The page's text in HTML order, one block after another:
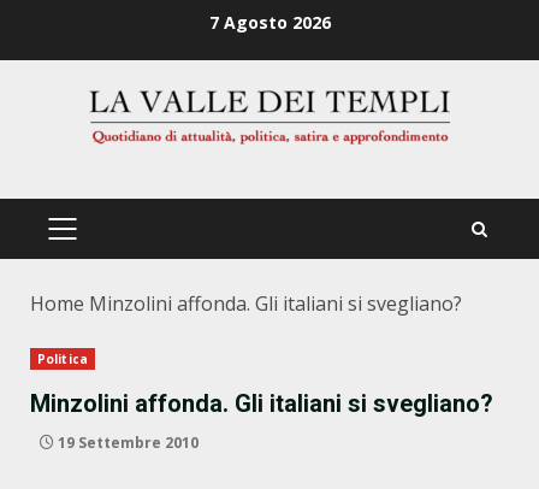
7 Agosto 2026
PRIMÄRES
Home Minzolini affonda. Gli italiani si svegliano?
Politica
Minzolini affonda. Gli italiani si svegliano?
19 Settembre 2010